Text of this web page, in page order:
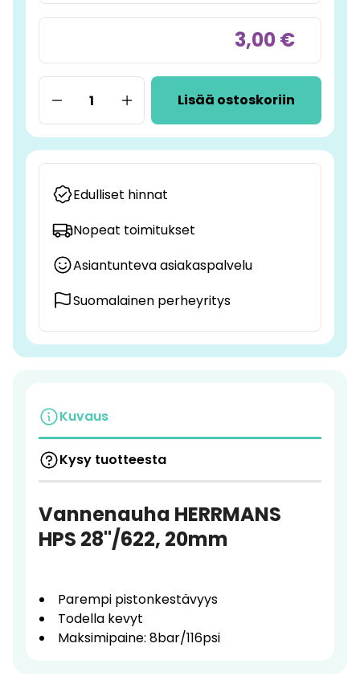
3,00 €
Lisää ostoskoriin
Edulliset hinnat
Nopeat toimitukset
Asiantunteva asiakaspalvelu
Suomalainen perheyritys
Kuvaus
Kysy tuotteesta
Vannenauha HERRMANS
HPS 28"/622, 20mm
Parempi pistonkestävyys
Todella kevyt
Maksimipaine: 8bar/116psi